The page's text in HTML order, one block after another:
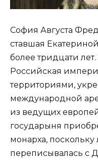
София Августа
ставшая
более тридцати
Российская
территориями,
международной
из ведущих
государыня
монарха,
переписывалась с